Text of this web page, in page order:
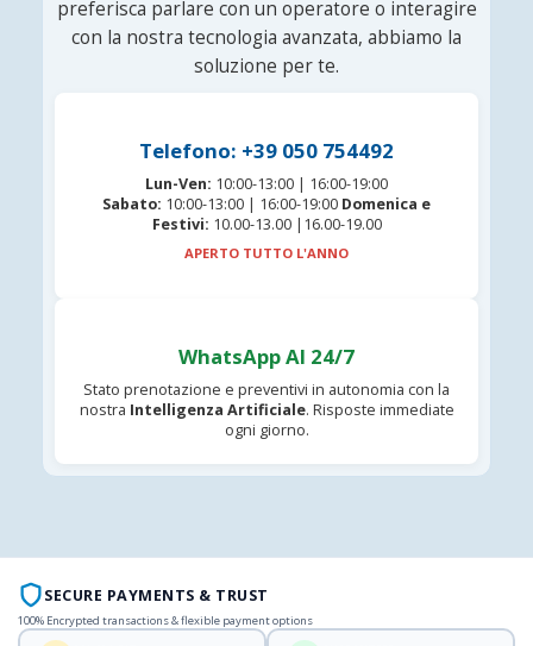
preferisca parlare con un operatore o interagire
con la nostra tecnologia avanzata, abbiamo la
soluzione per te.
Telefono: +39 050 754492
Lun-Ven: 10:00-13:00 | 16:00-19:00
Sabato: 10:00-13:00 | 16:00-19:00 Domenica e
Festivi: 10.00-13.00 |16.00-19.00
APERTO TUTTO L'ANNO
WhatsApp AI 24/7
Stato prenotazione e preventivi in autonomia con la
nostra Intelligenza Artificiale. Risposte immediate
ogni giorno.
SECURE PAYMENTS & TRUST
100% Encrypted transactions & flexible payment options